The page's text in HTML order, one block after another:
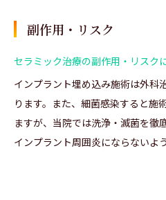
副作用・リスク
セラミック治療の副作用・リスク
インプラント埋め込み施術は外科
ります。また、細菌感染すると施
ますが、当院では洗浄・滅菌を徹
インプラント周囲炎にならないよ